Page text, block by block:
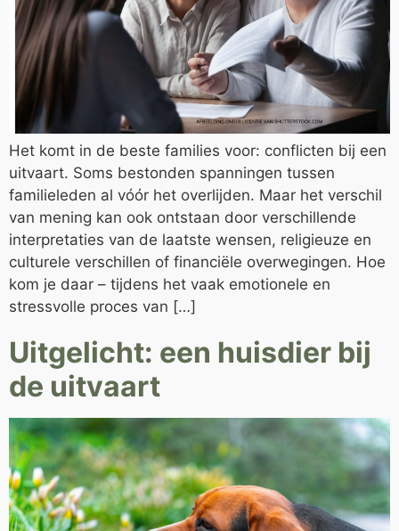
Het komt in de beste families voor: conflicten bij een
uitvaart. Soms bestonden spanningen tussen
familieleden al vóór het overlijden. Maar het verschil
van mening kan ook ontstaan door verschillende
interpretaties van de laatste wensen, religieuze en
culturele verschillen of financiële overwegingen. Hoe
kom je daar – tijdens het vaak emotionele en
stressvolle proces van […]
Uitgelicht: een huisdier bij
de uitvaart